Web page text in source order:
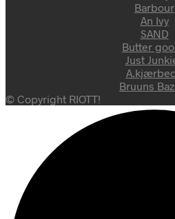
Barbour
An Ivy
SAND
Butter
Just
Bruuns
© Copyright RIOTT!